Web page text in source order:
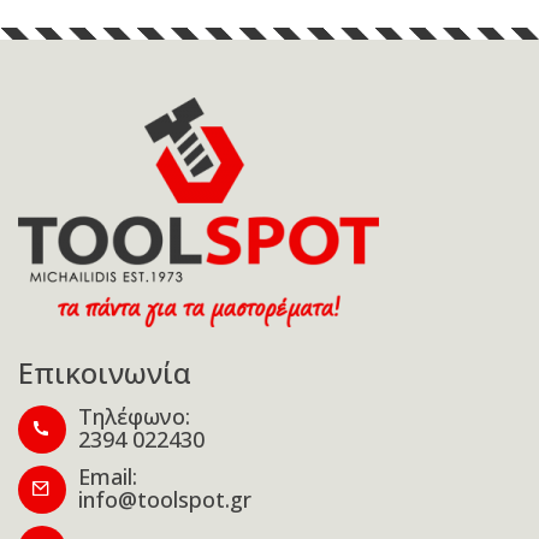
Επικοινωνία
Τηλέφωνο:
2394 022430
Email:
info@toolspot.gr